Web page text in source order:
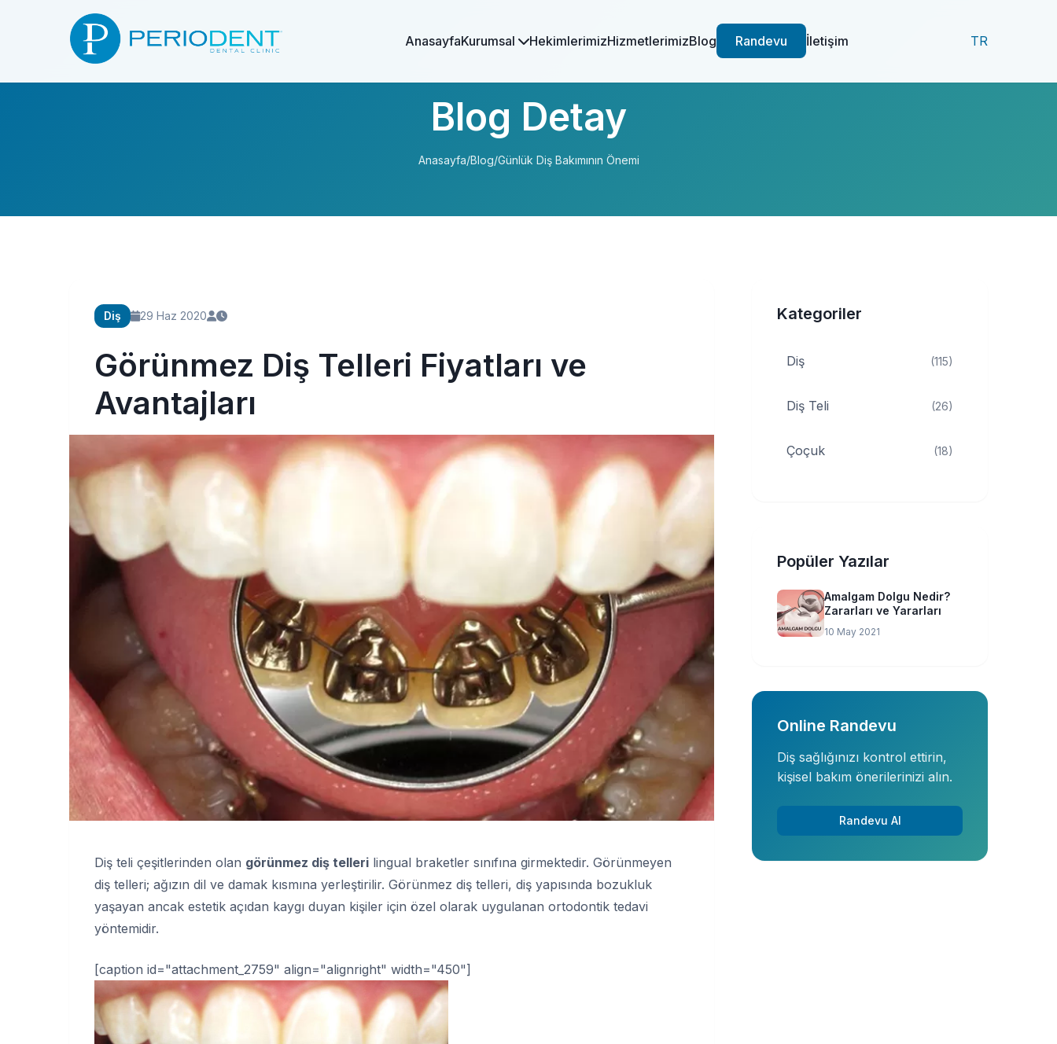
AnasayfaKurumsal HekimlerimizHizmetlerimizBlog Randevu İletişim TR
Blog Detay
Anasayfa/Blog/Günlük Diş Bakımının Önemi
Diş 29 Haz 2020
Görünmez Diş Telleri Fiyatları ve
Avantajları
Diş teli çeşitlerinden olan görünmez diş telleri lingual braketler sınıfına girmektedir. Görünmeyen
diş telleri; ağızın dil ve damak kısmına yerleştirilir. Görünmez diş telleri, diş yapısında bozukluk
yaşayan ancak estetik açıdan kaygı duyan kişiler için özel olarak uygulanan ortodontik tedavi
yöntemidir.
[caption id="attachment_2759" align="alignright" width="450"]
Kategoriler
Diş (115)
Diş Teli (26)
Çoçuk (18)
Popüler Yazılar
Amalgam Dolgu Nedir?
Zararları ve Yararları
10 May 2021
Online Randevu
Diş sağlığınızı kontrol ettirin,
kişisel bakım önerilerinizi alın.
Randevu Al